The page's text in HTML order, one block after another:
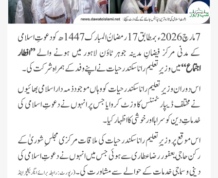
7 مارچ 2026ء بمطابق 17 رمضانُ المبارک 1447ھ کو دعوتِ اسلامی
کے مدنی مرکز فیضانِ مدینہ جوہر ٹاؤن لاہور میں ہونے والے”افطار
اجتماع“میں وزیرِ تعلیم رانا سکندر حیات نے اپنے وفد کے ہمراہ شرکت کی۔
اس دوران وزیرِ تعلیم رانا سکندر حیات کو وہاں موجود ذمہ دار اسلامی بھائیوں
نے مختلف ڈیپارٹمنٹس کا وزٹ کروایا جس پر انہوں نے دعوتِ اسلامی کی
خدماتِ دین کو سراہا اور خوشی کا اظہار کیا۔
اس موقع پروزیرِ تعلیم رانا سکندر حیات کی ملاقات مرکزی مجلسِ شوریٰ کے
رکن حاجی یعفور رضا عطاری سے ہوئی جس میں انہوں نے دعوتِ اسلامی کی
دینی و سماجی خدمات کے حوالے سے مشاورت کی۔(رپورٹ:رابطہ برائے ایگریکلچر اینڈ